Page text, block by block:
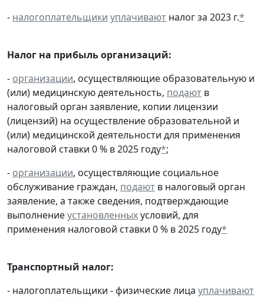
- налогоплательщики уплачивают налог за 2023 г.*
Налог на прибыль организаций:
- организации, осуществляющие образовательную и
(или) медицинскую деятельность, подают в
налоговый орган заявление, копии лицензии
(лицензий) на осуществление образовательной и
(или) медицинской деятельности для применения
налоговой ставки 0 % в 2025 году*;
- организации, осуществляющие социальное
обслуживание граждан, подают в налоговый орган
заявление, а также сведения, подтверждающие
выполнениеустановленныхусловий, для
применения налоговой ставки 0 % в 2025 году*
Транспортный налог:
- налогоплательщики - физические лица уплачивают